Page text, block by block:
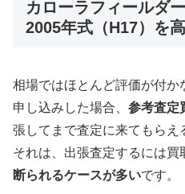
カローラフィールダ
2005年式（H17）を
相場ではほとんど評価が付
申し込みした場合、 参考査定
張してまで査定に来てもらえ
それは、出張査定するには買
断られるケースが多いです。